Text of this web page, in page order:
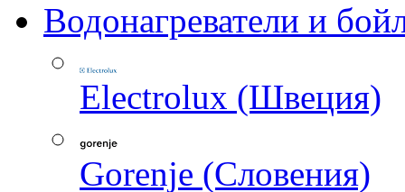
Водонагреватели и
Electrolux (Швеция)
Gorenje (Словения)